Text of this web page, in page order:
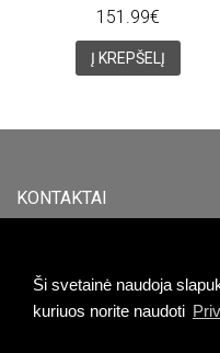
Ši svetainė naudoja
kuriuos norite naudoti
151.99€
Į KREPŠELĮ
KONTAKTAI
PIRKĖJAMS